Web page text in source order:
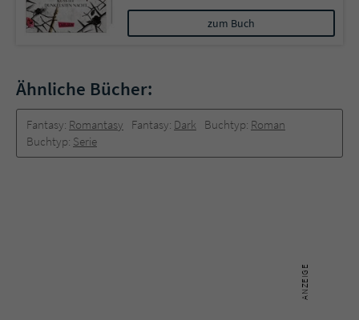
zum Buch
Ähnliche Bücher:
Fantasy: Romantasy Fantasy: Dark Buchtyp: Roman
Buchtyp: Serie